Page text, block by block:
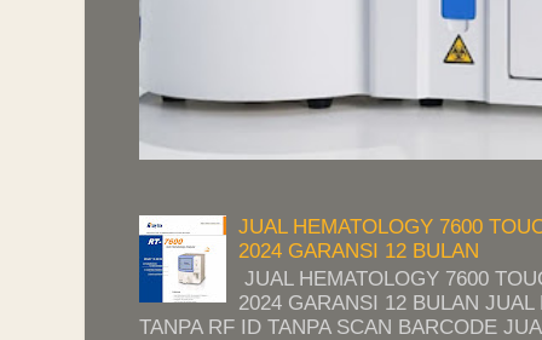
JUAL HEMATOLOGY 7600
2024 GARANSI 12 BULAN
JUAL HEMATOLOGY 7600
2024 GARANSI 12 BULAN
TANPA RF ID TANPA SCAN BARCODE